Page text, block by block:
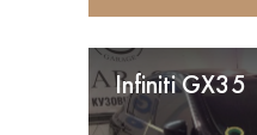
Infiniti GX35